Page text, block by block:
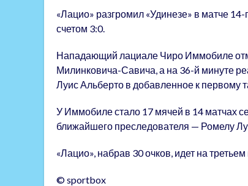
«Лацио» разгромил «Удинезе» в матче
счетом 3:0.
Нападающий лациале Чиро Иммобиле
Милинковича-Савича, а на 36-й минуте
Луис Альберто в добавленное к первому
У Иммобиле стало 17 мячей в 14 матчах
ближайшего преследователя — Ромелу
«Лацио», набрав 30 очков, идет на
© sportbox